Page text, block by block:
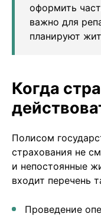
оформить
важно для
планируют
Когда
Полисом
страхования не
и непостоянные
входит перечень
Проведение